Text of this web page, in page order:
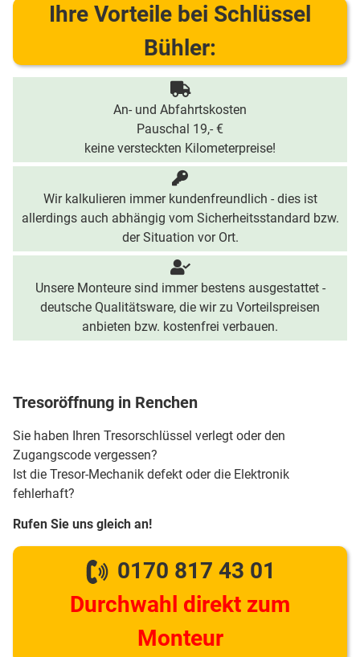
Ihre Vorteile bei Schlüssel
Bühler:
An- und Abfahrtskosten
Pauschal 19,- €
keine versteckten Kilometerpreise!
Wir kalkulieren immer kundenfreundlich - dies ist
allerdings auch abhängig vom Sicherheitsstandard bzw.
der Situation vor Ort.
Unsere Monteure sind immer bestens ausgestattet -
deutsche Qualitätsware, die wir zu Vorteilspreisen
anbieten bzw. kostenfrei verbauen.
Tresoröffnung in Renchen
Sie haben Ihren Tresorschlüssel verlegt oder den
Zugangscode vergessen?
Ist die Tresor-Mechanik defekt oder die Elektronik
fehlerhaft?
Rufen Sie uns gleich an!
0170 817 43 01
Durchwahl direkt zum
Monteur